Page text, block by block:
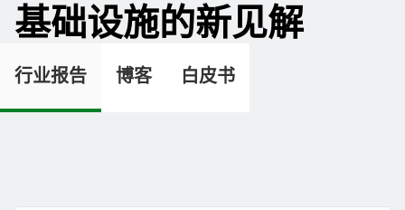
基础设施的新见解
行业报告 博客 白皮书